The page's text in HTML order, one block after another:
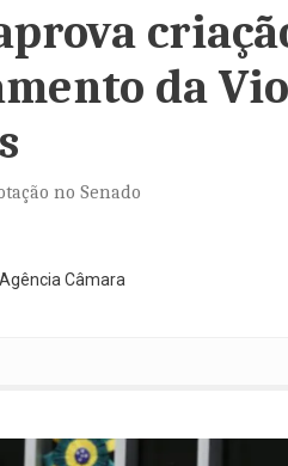
da
no Senado
Agência Câmara